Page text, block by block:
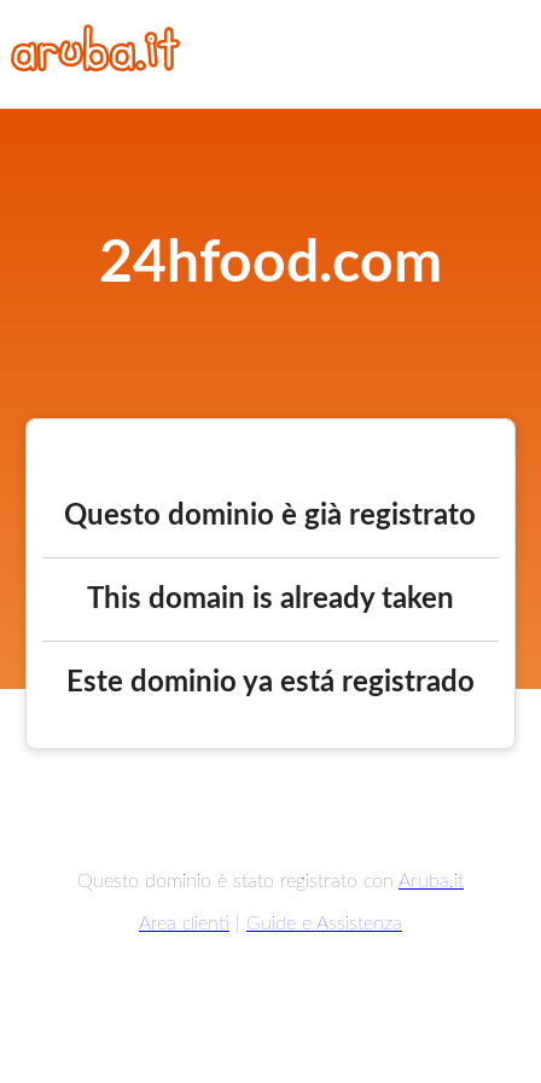
24hfood.com
Questo dominio è già registrato
This domain is already taken
Este dominio ya está registrado
Questo dominio è stato registrato con Aruba.it
Area clienti Guide e Assistenza